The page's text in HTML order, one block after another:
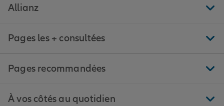
Allianz
Pages les + consultées
Pages recommandées
À vos côtés au quotidien